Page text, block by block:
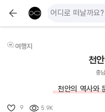
여행지
천
충
천안의 역사와
9 5.9K